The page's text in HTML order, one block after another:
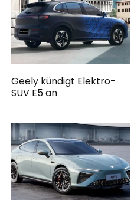
Geely kündigt Elektro-
SUV E5 an